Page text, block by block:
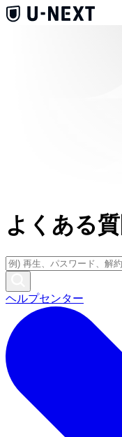
よくある
ヘルプセンター